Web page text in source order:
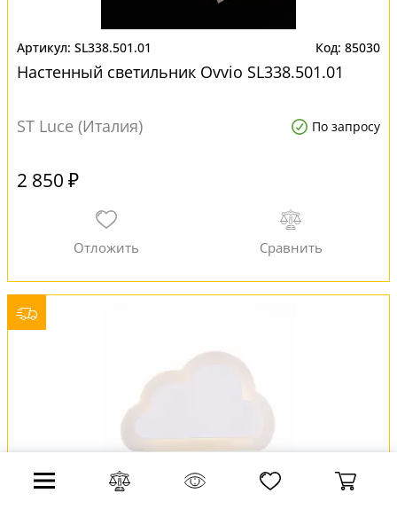
SL338.501.01 85030
Настенный светильник Ovvio SL338.501.01
ST Luce (Италия) По запросу
2 850 ₽